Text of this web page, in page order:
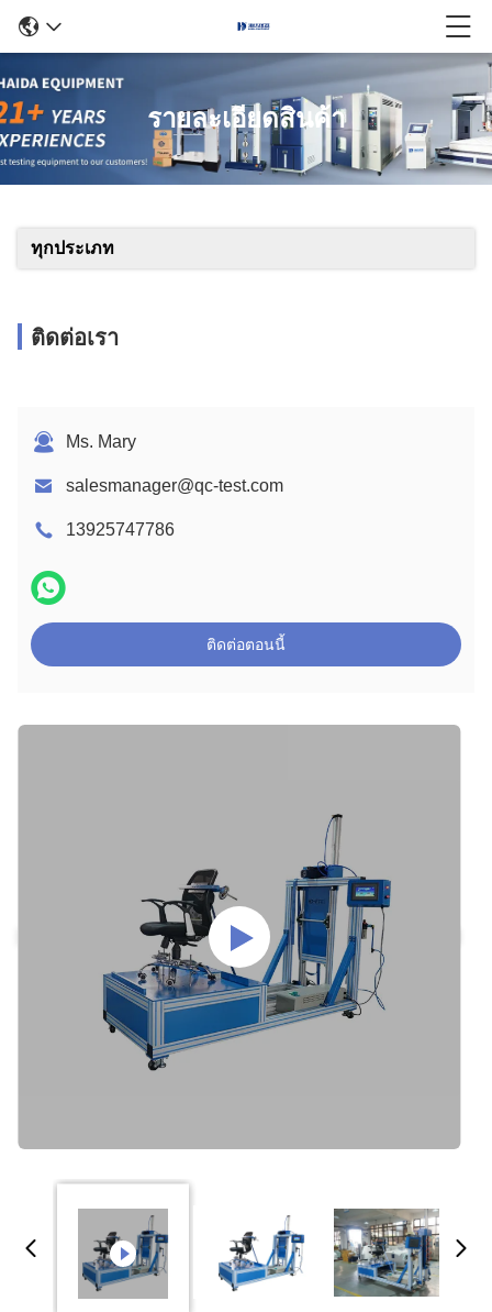
รายละเอียดสินค้า
ทุกประเภท
ติดต่อเรา
Ms. Mary
salesmanager@qc-test.com
13925747786
ติดต่อตอนนี้